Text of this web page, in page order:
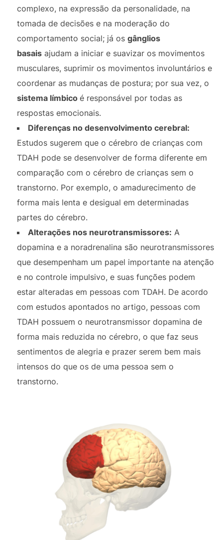
complexo, na expressão da personalidade, na
tomada de decisões e na moderação do
comportamento social; já os gânglios
basaisajudam a iniciar e suavizar os movimentos
musculares, suprimir os movimentos involuntários e
coordenar as mudanças de postura; por sua vez, o
sistema límbico é responsável por todas as
respostas emocionais.
Diferenças no desenvolvimento cerebral:
Estudos sugerem que o cérebro de crianças com
TDAH pode se desenvolver de forma diferente em
comparação com o cérebro de crianças sem o
transtorno. Por exemplo, o amadurecimento de
forma mais lenta e desigual em determinadas
partes do cérebro.
Alterações nos neurotransmissores: A
dopamina e a noradrenalina são neurotransmissores
que desempenham um papel importante na atenção
e no controle impulsivo, e suas funções podem
estar alteradas em pessoas com TDAH. De acordo
com estudos apontados no artigo, pessoas com
TDAH possuem o neurotransmissor dopamina de
forma mais reduzida no cérebro, o que faz seus
sentimentos de alegria e prazer serem bem mais
intensos do que os de uma pessoa sem o
transtorno.